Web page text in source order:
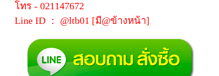
โทร - 021147672
Line ID ： @ltb01 [มี@ข้างหน้า]